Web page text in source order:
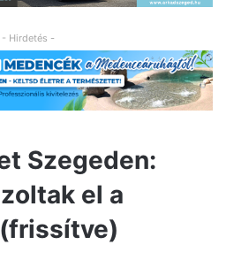
- Hirdetés -
Szegeden:
el a